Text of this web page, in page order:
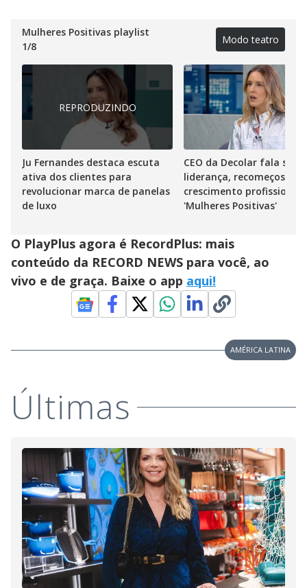
Mulheres Positivas playlist
1/8
Modo teatro
REPRODUZINDO
Ju Fernandes destaca escuta
ativa dos clientes para
revolucionar marca de panelas
de luxo
CEO da Decolar fala
liderança, recomeços e
crescimento profissional
'Mulheres Positivas'
O PlayPlus agora é RecordPlus: mais
conteúdo da RECORD NEWS para você, ao
vivo e de graça. Baixe o app aqui!
AMÉRICA LATINA
Últimas